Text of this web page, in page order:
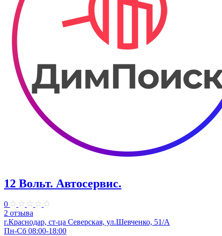
12 Вольт. Автосервис.
0
2 отзыва
г.Краснодар, ст-ца Северская, ул.Шевченко, 51/А
Пн-Сб 08:00-18:00